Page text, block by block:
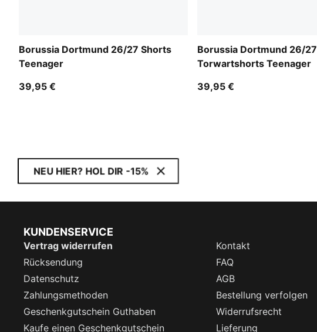
Borussia Dortmund 26/27 Shorts
Teenager
39,95 €
Borussia Dortmund 26/27
Torwartshorts Teenager
39,95 €
NEU HIER? HOL DIR -15%
KUNDENSERVICE
Vertrag widerrufen
Kontakt
Rücksendung
FAQ
Datenschutz
AGB
Zahlungsmethoden
Bestellung verfolgen
Geschenkgutschein Guthaben
Widerrufsrecht
Kaufe einen Geschenkgutschein
Lieferung